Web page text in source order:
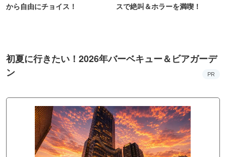
から自由にチョイス！
スで絶叫＆ホラーを満喫！
初夏に行きたい！2026年バーベキュー＆ビアガーデ
ン
PR